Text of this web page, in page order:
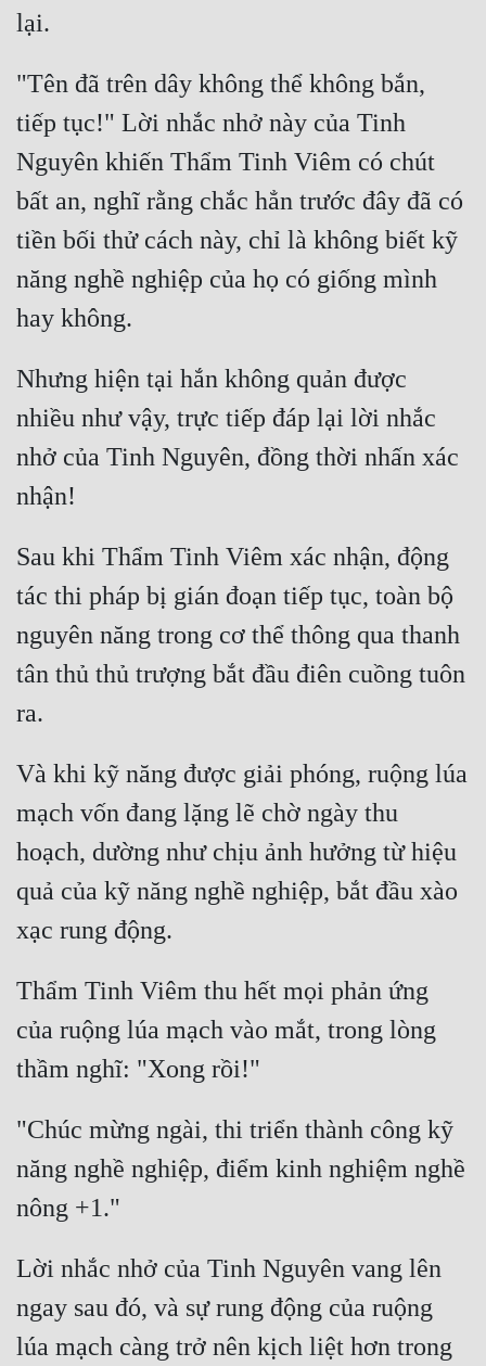
Vô Địch Lưu
Đam Mỹ
Đẹp
Đẹp Hiệp
Tính Cách Nhân Vật :
Vô Sỉ
Điềm Đạm
"Tên đã trên dây không thể không bắn,
tiếp tục!" Lời nhắc nhở này của Tinh
Nguyên khiến Thẩm Tinh Viêm có chút
bất an, nghĩ rằng chắc hẳn trước đây đã có
tiền bối thử cách này, chỉ là không biết kỹ
năng nghề nghiệp của họ có giống mình
Nhưng hiện tại hắn không quản được
nhiều như vậy, trực tiếp đáp lại lời nhắc
nhở của Tinh Nguyên, đồng thời nhấn xác
Sau khi Thẩm Tinh Viêm xác nhận, động
tác thi pháp bị gián đoạn tiếp tục, toàn bộ
nguyên năng trong cơ thể thông qua thanh
tân thủ thủ trượng bắt đầu điên cuồng tuôn
Và khi kỹ năng được giải phóng, ruộng lúa
mạch vốn đang lặng lẽ chờ ngày thu
hoạch, dường như chịu ảnh hưởng từ hiệu
quả của kỹ năng nghề nghiệp, bắt đầu xào
Thẩm Tinh Viêm thu hết mọi phản ứng
của ruộng lúa mạch vào mắt, trong lòng
"Chúc mừng ngài, thi triển thành công kỹ
năng nghề nghiệp, điểm kinh nghiệm nghề
Lời nhắc nhở của Tinh Nguyên vang lên
ngay sau đó, và sự rung động của ruộng
lúa mạch càng trở nên kịch liệt hơn trong